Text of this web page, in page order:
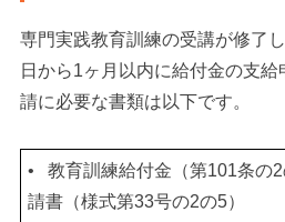
専門実践教育訓練の受講が修了
日から1ヶ月以内に給付金の支
請に必要な書類は以下です。
•教育訓練給付金（第101条の
請書（様式第33号の2の5）